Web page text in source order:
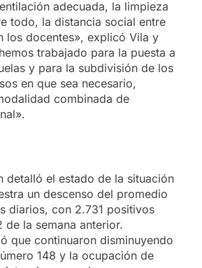
adecuada, la limpieza
todo, la distancia social entre
los docentes», explicó Vila y
trabajado para la puesta a
y para la subdivisión de los
en que sea necesario,
combinada de
detalló el estado de la situación
un descenso del promedio
diarios, con 2.731 positivos
de la semana anterior.
que continuaron disminuyendo
148 y la ocupación de